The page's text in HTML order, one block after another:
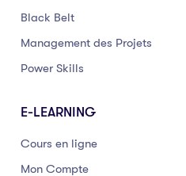
Black Belt
Management des Projets
Power Skills
E-LEARNING
Cours en ligne
Mon Compte